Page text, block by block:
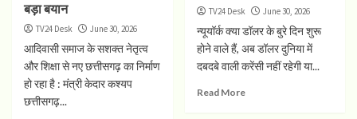
बड़ा बयान
TV24 Desk June 30, 2026
आदिवासी समाज के सशक्त नेतृत्व
और शिक्षा से नए छत्तीसगढ़ का निर्माण
हो रहा है : मंत्री केदार कश्यप
छत्तीसगढ़...
TV24 Desk June 30, 2026
न्यूयॉर्क क्‍या डॉलर के बुरे दिन शुरू
होने वाले हैं, अब डॉलर दुनिया में
दबदबे वाली करेंसी नहीं रहेगी या...
Read More